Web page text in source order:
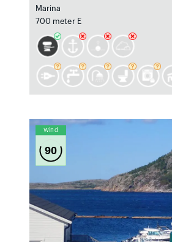
Marina
700 meter E
Wind
90